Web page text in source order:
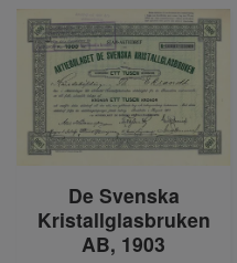
De Svenska
Kristallglasbruken
AB, 1903